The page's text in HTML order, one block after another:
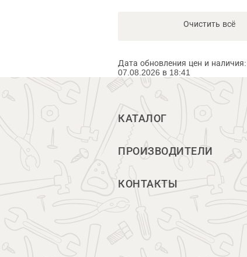
Очистить всё
Дата обновления цен и наличия:
07.08.2026 в 18:41
КАТАЛОГ
ПРОИЗВОДИТЕЛИ
КОНТАКТЫ